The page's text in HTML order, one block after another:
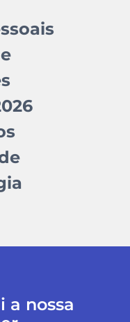
a nossa